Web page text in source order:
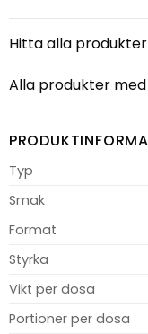
Hitta alla
Alla produkter
Typ
Smak
Format
Styrka
Vikt per dosa
Portioner per dosa